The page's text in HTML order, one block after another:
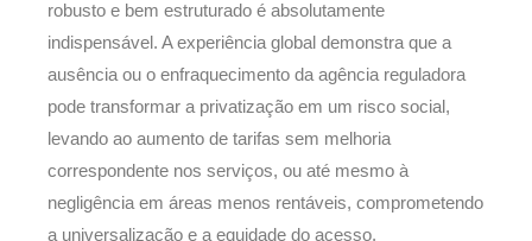
robusto e bem estruturado é absolutamente
indispensável. A experiência global demonstra que a
ausência ou o enfraquecimento da agência reguladora
pode transformar a privatização em um risco social,
levando ao aumento de tarifas sem melhoria
correspondente nos serviços, ou até mesmo à
negligência em áreas menos rentáveis, comprometendo
a universalização e a equidade do acesso.